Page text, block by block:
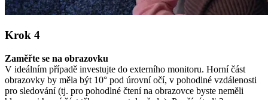
Krok 4
Zaměřte se na obrazovku
V ideálním případě investujte do externího monitoru. Horní část
obrazovky by měla být 10° pod úrovní očí, v pohodlné vzdálenosti
pro sledování (tj. pro pohodlné čtení na obrazovce byste neměli